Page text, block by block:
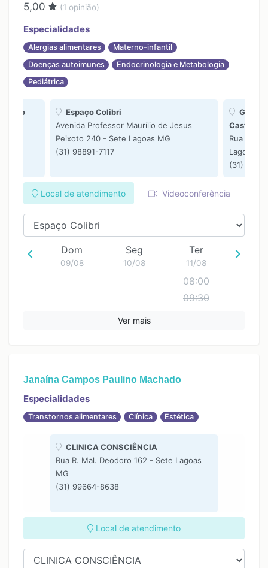
5,00 (1 opinião)
Especialidades
Alergias alimentares
Materno-infantil
Doenças autoimunes
Endocrinologia e Metabologia
Pediátrica
Espaço Colibri
Avenida Professor Maurílio de Jesus
Peixoto 240 - Sete Lagoas MG
(31) 98891-7117
Castro -
Rua João
Lagoas
(31)
Local de atendimento Videoconferência
Dom
09/08
Seg
10/08
Ter
11/08
08:00
09:30
Ver mais
Janaína Campos Paulino Machado
Especialidades
Transtornos alimentares Clínica Estética
CLINICA CONSCIÊNCIA
Rua R. Mal. Deodoro 162 - Sete Lagoas
MG
(31) 99664-8638
Local de atendimento